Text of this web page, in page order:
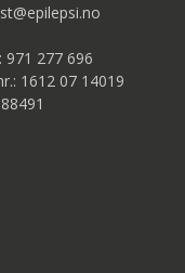
971 277 696
1612 07 14019